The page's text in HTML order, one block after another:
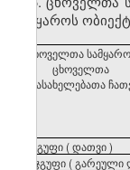
სამყაროს
ცხოველთა
ცხოველთა
დასახელებათა
ჯგუფი (დათვი)
ჯგუფი (გარეული